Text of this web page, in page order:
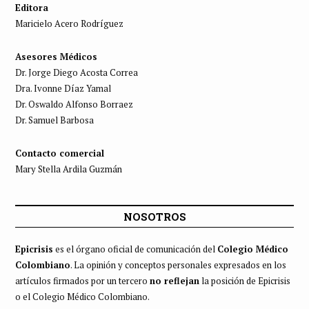
Editora
Maricielo Acero Rodríguez
Asesores Médicos
Dr. Jorge Diego Acosta Correa
Dra. Ivonne Díaz Yamal
Dr. Oswaldo Alfonso Borraez
Dr. Samuel Barbosa
Contacto comercial
Mary Stella Ardila Guzmán
NOSOTROS
Epicrisis es el órgano oficial de comunicación del Colegio Médico
Colombiano. La opinión y conceptos personales expresados en los
artículos firmados por un tercero no reflejanla posición de Epicrisis
o el Colegio Médico Colombiano.